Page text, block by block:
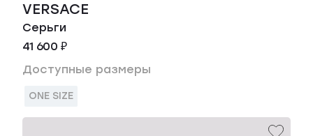
VERSACE
Серьги
41 600 ₽
Доступные размеры
ONE SIZE